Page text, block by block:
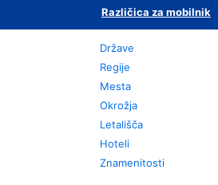
Različica za mobilnik
Države
Regije
Mesta
Okrožja
Letališča
Hoteli
Znamenitosti